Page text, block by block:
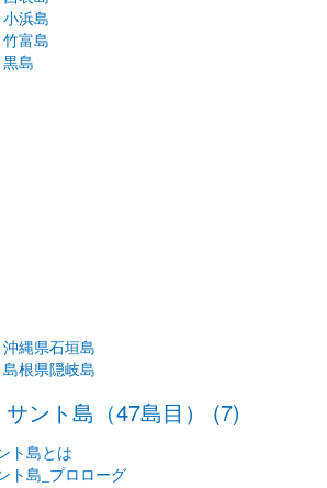
浜島
富島
島
縄県石垣島
根県隠岐島
ント島（47島目） (7)
ト島とは
ト島_プロローグ